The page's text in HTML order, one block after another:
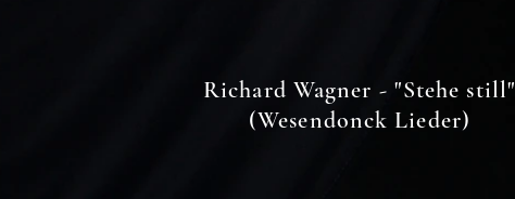
Richard Wagner - "Stehe still"
(Wesendonck Lieder)